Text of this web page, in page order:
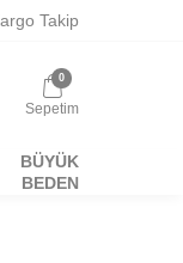
Takip
0
Sepetim
BÜYÜK
BEDEN